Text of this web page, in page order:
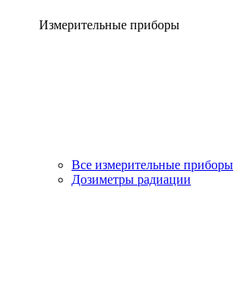
Измерительные приборы
Все измерительные приборы
Дозиметры радиации